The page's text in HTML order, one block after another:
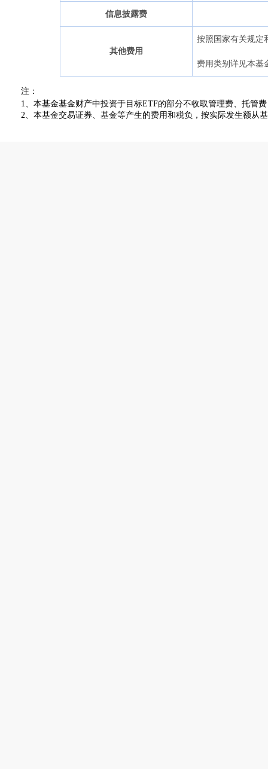
信息披露费
其他费用
按照国家有关规定
费用类别详见本基
注：
1、本基金基金财产中投资于目标ETF的部分不收取管理费、托管
2、 本基金交易证券、基金等产生的费用和税负，按实际发生额从